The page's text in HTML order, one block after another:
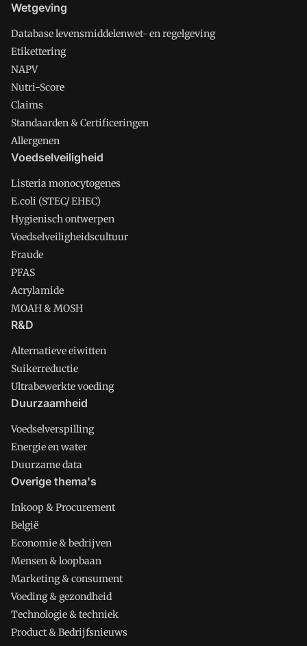
Wetgeving
Database levensmiddelenwet- en regelgeving
Etikettering
NAPV
Nutri-Score
Claims
Standaarden & Certificeringen
Allergenen
Voedselveiligheid
Listeria monocytogenes
E.coli (STEC/ EHEC)
Hygienisch ontwerpen
Voedselveiligheidscultuur
Fraude
PFAS
Acrylamide
MOAH & MOSH
R&D
Alternatieve eiwitten
Suikerreductie
Ultrabewerkte voeding
Duurzaamheid
Voedselverspilling
Energie en water
Duurzame data
Overige thema's
Inkoop & Procurement
België
Economie & bedrijven
Mensen & loopbaan
Marketing & consument
Voeding & gezondheid
Technologie & techniek
Product & Bedrijfsnieuws